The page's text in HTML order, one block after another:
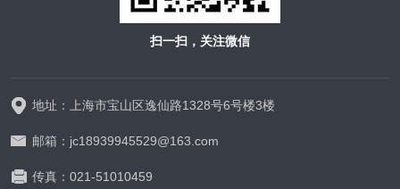
扫一扫，关注微信
地址：上海市宝山区逸仙路1328号6号楼3楼
邮箱：jc18939945529@163.com
传真：021-51010459